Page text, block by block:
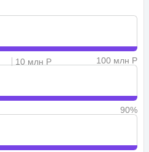
10 млн Р
100 млн Р
90%